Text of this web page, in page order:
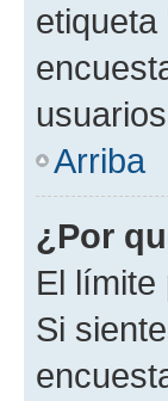
Arriba
¿Por
El límite
Si